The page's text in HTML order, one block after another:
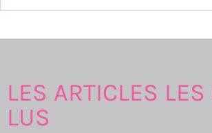
LES ARTICLES
LUS